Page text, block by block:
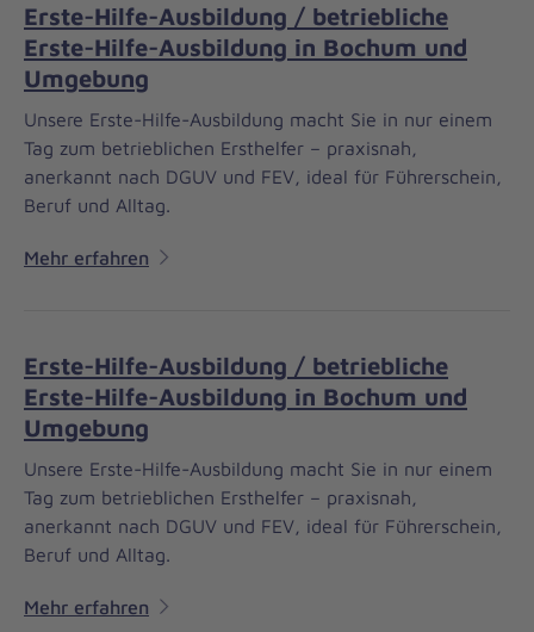
Erste-Hilfe-Ausbildung / betriebliche
Erste-Hilfe-Ausbildung in Bochum und
Umgebung
Unsere Erste-Hilfe-Ausbildung macht Sie in nur einem
Tag zum betrieblichen Ersthelfer – praxisnah,
anerkannt nach DGUV und FEV, ideal für Führerschein,
Beruf und Alltag.
Mehr erfahren
Erste-Hilfe-Ausbildung / betriebliche
Erste-Hilfe-Ausbildung in Bochum und
Umgebung
Unsere Erste-Hilfe-Ausbildung macht Sie in nur einem
Tag zum betrieblichen Ersthelfer – praxisnah,
anerkannt nach DGUV und FEV, ideal für Führerschein,
Beruf und Alltag.
Mehr erfahren